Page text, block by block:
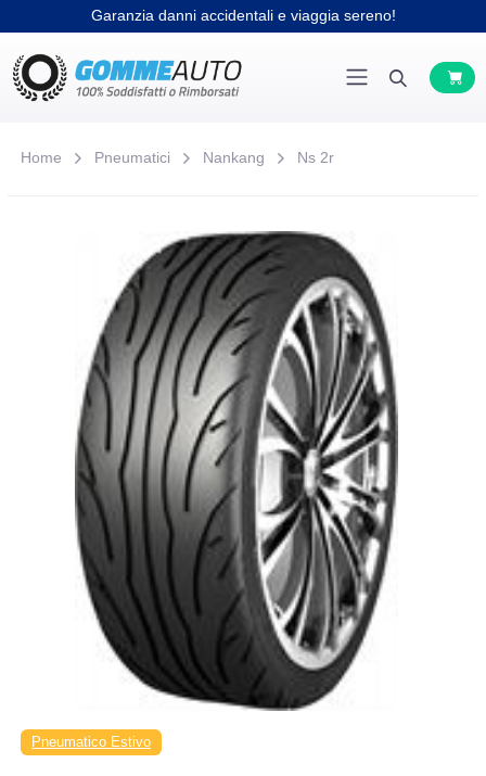
Garanzia danni accidentali e viaggia sereno!
Home Pneumatici Nankang Ns 2r
Pneumatico Estivo